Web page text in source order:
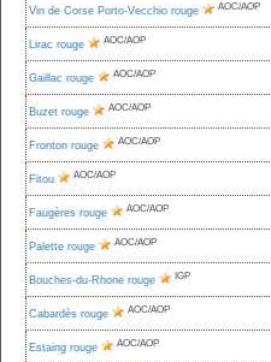
Vin de Corse Porto-Vecchio rouge AOC/AOP
Lirac rouge AOC/AOP
Gaillac rouge AOC/AOP
Buzet rouge AOC/AOP
Fronton rouge AOC/AOP
Fitou AOC/AOP
Faugères rouge AOC/AOP
Palette rouge AOC/AOP
Bouches-du-Rhone rouge IGP
Cabardès rouge AOC/AOP
Estaing rouge AOC/AOP